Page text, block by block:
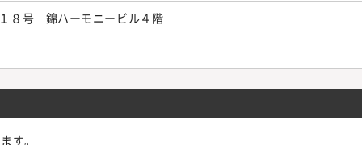
８号 錦ハーモニービル４階
す。